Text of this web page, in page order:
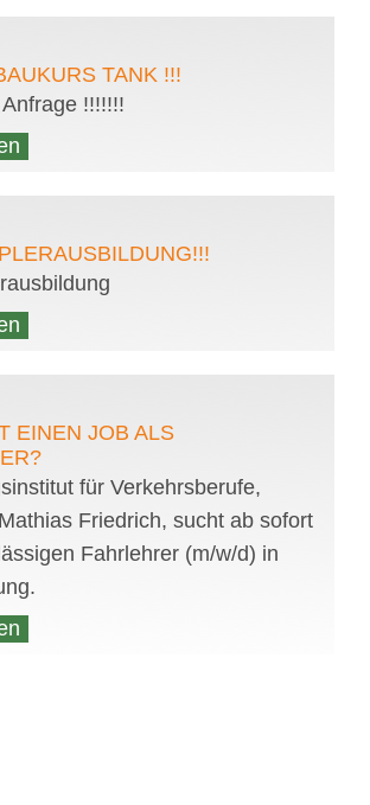
TANK !!!
!!!!!!!
EINEN JOB ALS
für Verkehrsberufe,
Friedrich, sucht ab sofort
Fahrlehrer (m/w/d) in